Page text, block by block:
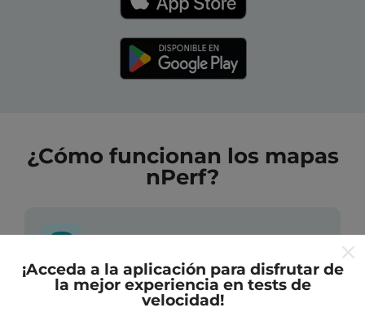
¿Cómo funcionan los mapas
nPerf?
¿De dónde provienen los datos?
¡Acceda a la aplicación para disfrutar de
la mejor experiencia en tests de
velocidad!